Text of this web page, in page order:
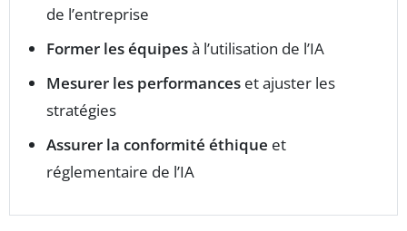
de l’entreprise
Former les équipesà l’utilisation de l’IA
Mesurer les performances et ajuster les
stratégies
Assurer la conformité éthique et
réglementaire de l’IA